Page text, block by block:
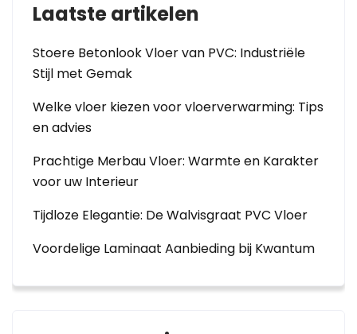
Laatste artikelen
Stoere Betonlook Vloer van PVC: Industriële
Stijl met Gemak
Welke vloer kiezen voor vloerverwarming: Tips
en advies
Prachtige Merbau Vloer: Warmte en Karakter
voor uw Interieur
Tijdloze Elegantie: De Walvisgraat PVC Vloer
Voordelige Laminaat Aanbieding bij Kwantum